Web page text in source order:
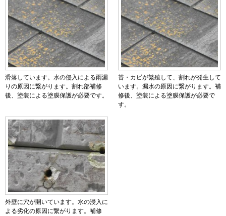
滑落しています。水の侵入による雨漏
りの原因に繋がります。割れ部補修
後、塗装による塗膜保護が必要です。
苔・カビが繁殖して、割れが発生して
います。漏水の原因に繋がります。補
修後、塗装による塗膜保護が必要で
す。
外壁に穴が開いています。水の浸入に
よる劣化の原因に繋がります。補修